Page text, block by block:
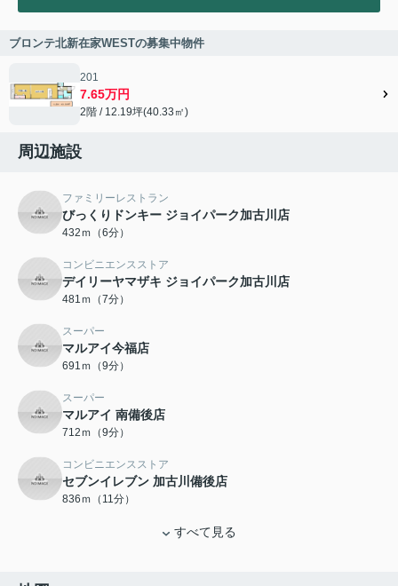
ブロンテ北新在家WESTの募集中物件
201
7.65万円
2階 / 12.19坪(40.33㎡)
周辺施設
ファミリーレストラン
びっくりドンキー ジョイパーク加古川店
432ｍ（6分）
コンビニエンスストア
デイリーヤマザキ ジョイパーク加古川店
481ｍ（7分）
スーパー
マルアイ今福店
691ｍ（9分）
スーパー
マルアイ 南備後店
712ｍ（9分）
コンビニエンスストア
セブンイレブン 加古川備後店
836ｍ（11分）
すべて見る